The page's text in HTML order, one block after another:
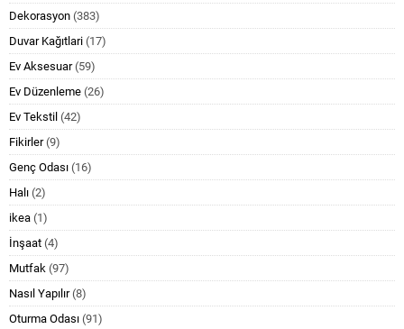
Dekorasyon (383)
Duvar Kağıtlari (17)
Ev Aksesuar(59)
Ev Düzenleme (26)
Ev Tekstil (42)
Fikirler(9)
Genç Odası (16)
Halı (2)
ikea (1)
İnşaat (4)
Mutfak (97)
Nasıl Yapılır(8)
Oturma Odası (91)